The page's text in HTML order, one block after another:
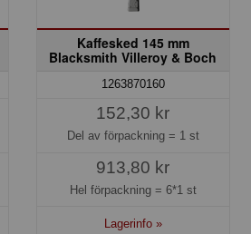
Kaffesked 145 mm
Blacksmith Villeroy & Boch
1263870160
152,30 kr
Del av förpackning = 1 st
913,80 kr
Hel förpackning = 6*1 st
Lagerinfo »